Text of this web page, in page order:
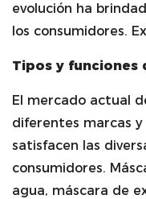
evolución ha
los consumidores.
Tipos y funciones
El mercado actual
diferentes marcas
satisfacen las
consumidores.
agua, máscara de